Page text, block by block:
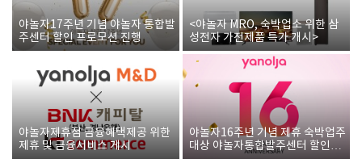
야놀자17주년 기념 야놀자 통합발
주센터 할인 프로모션 진행
<야놀자 MRO, 숙박업소 위한 삼
성전자 가전제품 특가 개시>
야놀자제휴점 금융혜택제공 위한
제휴 및 금융서비스 게시
야놀자16주년 기념 제휴 숙박업주
대상 야놀자통합발주센터 할인쿠
폰 증정